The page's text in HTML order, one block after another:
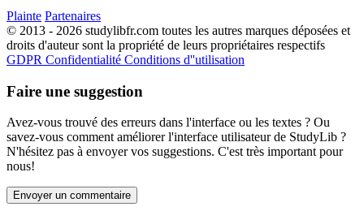
Plainte Partenaires
© 2013 - 2026 studylibfr.com toutes les autres marques déposées et
droits d'auteur sont la propriété de leurs propriétaires respectifs
GDPR Confidentialité Conditions d''utilisation
Faire une suggestion
Avez-vous trouvé des erreurs dans l'interface ou les textes ? Ou
savez-vous comment améliorer l'interface utilisateur de StudyLib ?
N'hésitez pas à envoyer vos suggestions. C'est très important pour
nous!
Envoyer un commentaire